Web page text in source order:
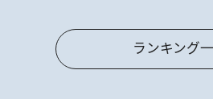
ランキング